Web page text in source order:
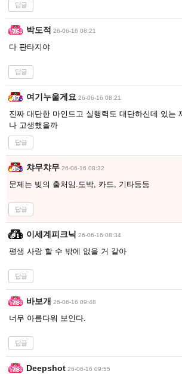
답글
박도적 26-06-16 08:21
다 판타지야
답글
여기누울게요 26-06-16 08:21
진짜 대단한 마인드고 실행력도 대단하신데 있는
나 고생했을까
답글
챠무챠무 26-06-16 08:32
문제는 빚의 출처임.도박, 카드, 기타등등
답글
이세계피크닉 26-06-16 08:34
평생 사랑 할 수 밖에 없을 거 같아
답글
바보개 26-06-16 09:48
너무 아름다워 보인다.
답글
Deepshot 26-06-16 09:55